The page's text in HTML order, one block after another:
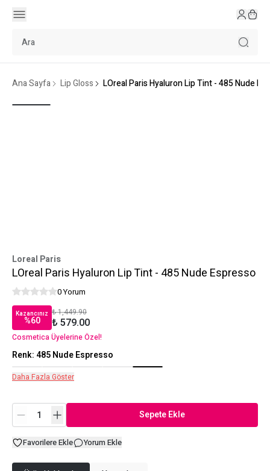
Ana Sayfa Lip Gloss LOreal Paris Hyaluron Lip Tint - 485 Nude
Loreal Paris
LOreal Paris Hyaluron Lip Tint - 485 Nude Espresso
0 Yorum
Kazancınız
%60
₺ 1,449.90
₺ 579.00
Cosmetica Üyelerine Özel!
Renk: 485 Nude Espresso
Daha Fazla Göster
Sepete Ekle
Favorilere Ekle Yorum Ekle